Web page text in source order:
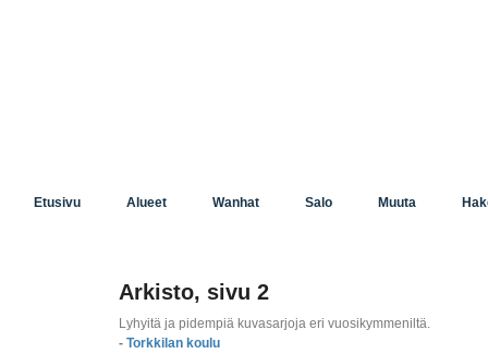
Etusivu Alueet Wanhat Salo Muuta
Arkisto, sivu 2
Lyhyitä ja pidempiä kuvasarjoja eri vuosikymmeniltä.
-Torkkilan koulu